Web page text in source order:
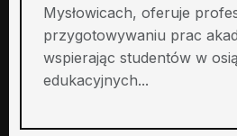
Mysłowicach, oferuje
przygotowywaniu prac
wspierając studentów w
edukacyjnych...